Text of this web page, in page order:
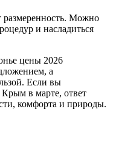
размеренность. Можно
и насладиться
цены 2026
а
Если вы
Крым в марте, ответ
комфорта и природы.